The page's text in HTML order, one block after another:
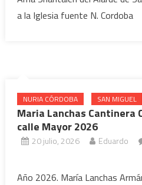
Ama
a la Iglesia fuente N. Cordoba
NURIA CÓRDOBA SAN MIGUEL
Maria Lanchas Cantinera
calle Mayor 2026
20 julio, 2026 Eduardo
Año 2026. María Lanchas